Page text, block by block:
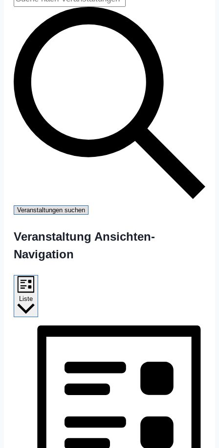
Veranstaltungen suchen
Veranstaltung Ansichten-
Navigation
Liste